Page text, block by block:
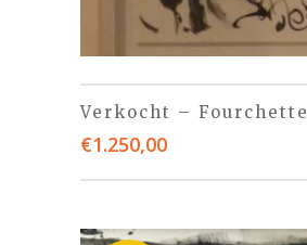
Verkocht – Fourchette
€1.250,00